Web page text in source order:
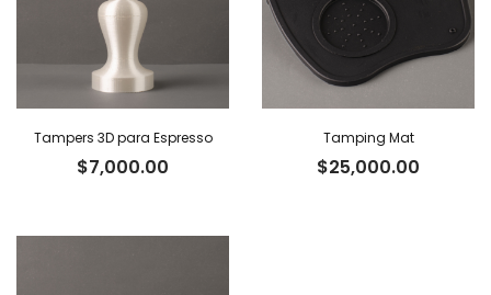
Tampers 3D para Espresso
$7,000.00
Tamping Mat
$25,000.00